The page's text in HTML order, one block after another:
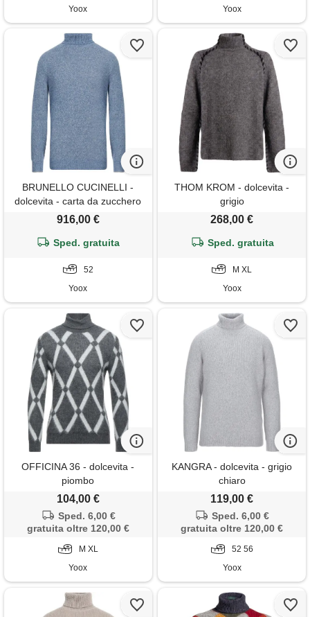
Yoox Yoox
BRUNELLO CUCINELLI -
dolcevita - carta da zucchero
916,00 €
Sped. gratuita
52
Yoox
THOM KROM - dolcevita -
grigio
268,00 €
Sped. gratuita
M XL
Yoox
OFFICINA 36 - dolcevita -
piombo
104,00 €
Sped. 6,00 €
gratuita oltre 120,00 €
M XL
Yoox
KANGRA - dolcevita - grigio
chiaro
119,00 €
Sped. 6,00 €
gratuita oltre 120,00 €
52 56
Yoox